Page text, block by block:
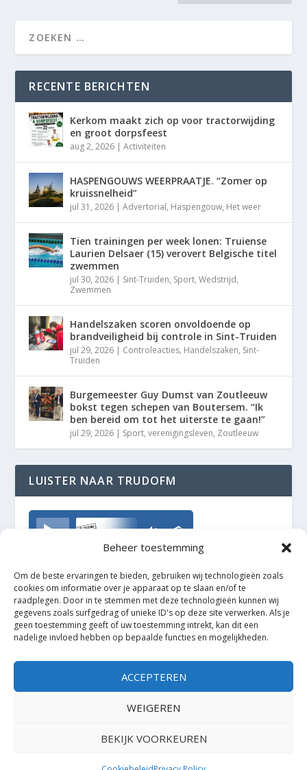
Beheer toestemming
Om de beste ervaringen te bieden, gebruiken wij technologieën zoals
cookies om informatie over je apparaat op te slaan en/of te
raadplegen. Door in te stemmen met deze technologieën kunnen wij
gegevens zoals surfgedrag of unieke ID's op deze site verwerken. Als je
geen toestemming geeft of uw toestemming intrekt, kan dit een
nadelige invloed hebben op bepaalde functies en mogelijkheden.
ACCEPTEREN
WEIGEREN
BEKIJK VOORKEUREN
RECENTE BERICHTEN
Kerkom maakt zich op voor tractorwijding
en groot dorpsfeest
aug 2, 2026 |Activiteiten
HASPENGOUWS WEERPRAATJE. “Zomer op
kruissnelheid”
jul 31, 2026 |Advertorial, Haspengouw, Het weer
Tien trainingen per week lonen: Truiense
Laurien Delsaer (15) verovert Belgische titel
zwemmen
jul 30, 2026 | Sint-Truiden, Sport,Wedstrijd,
Zwemmen
Handelszaken scoren onvoldoende op
brandveiligheid bij controle in Sint-Truiden
jul 29, 2026 | Controleacties, Handelszaken, Sint-
Truiden
Burgemeester Guy Dumst van Zoutleeuw
bokst tegen schepen van Boutersem. “Ik
ben bereid om tot het uiterste te gaan!”
jul 29, 2026 | Sport,verenigingsleven, Zoutleeuw
LUISTER NAAR TRUDOFM
TrudoFM
Elegant Themes| Mogelijk gemaakt door